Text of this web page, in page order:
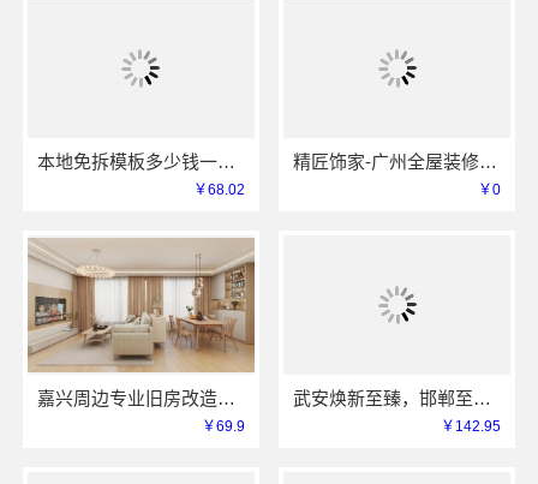
本地免拆模板多少钱一平环保材料重庆御墅建筑材料有限公司
￥68.02
精匠饰家-广州全屋装修定制专家
￥0
嘉兴周边专业旧房改造案例，嘉兴美居乐建材科技有限公司
￥69.9
武安焕新至臻，邯郸至臻全宅新材料有限公司为您服务
￥142.95